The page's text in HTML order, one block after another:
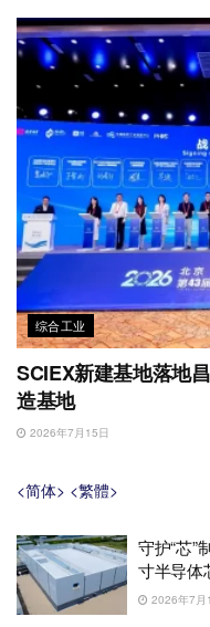
综合工业
SCIEX新建基地落地
造基地
2026年7月15日
<简体> <繁體>
守护“芯”
寸半导体
2026年7月